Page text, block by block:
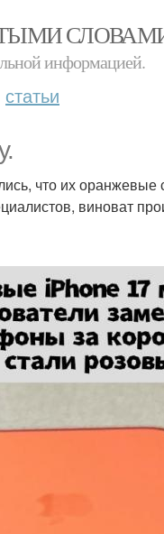
информацией.
статьи
что их
виноват